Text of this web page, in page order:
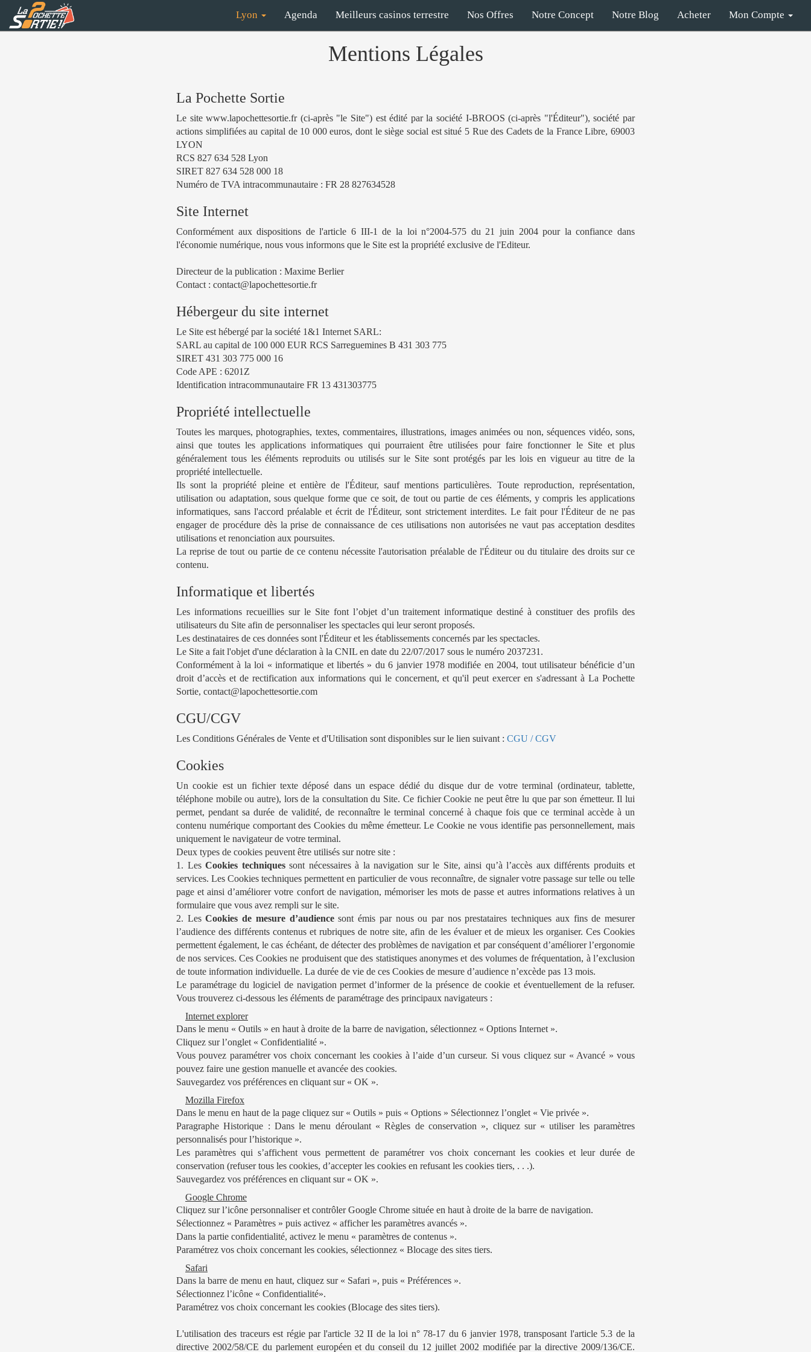
Lyon Agenda Meilleurs casinos terrestre Nos Offres Notre Concept Notre Blog Acheter Mon Compte
Mentions Légales
La Pochette Sortie
Le site www.lapochettesortie.fr (ci-après "le Site") est édité par la société I-BROOS (ci-après "l'Éditeur"), société par
actions simplifiées au capital de 10 000 euros, dont le siège social est situé 5 Rue des Cadets de la France Libre, 69003
LYON
RCS 827 634 528 Lyon
SIRET 827 634 528 000 18
Numéro de TVA intracommunautaire : FR 28 827634528
Site Internet
Conformément aux dispositions de l'article 6 III-1 de la loi n°2004-575 du 21 juin 2004 pour la confiance dans
l'économie numérique, nous vous informons que le Site est la propriété exclusive de l'Editeur.
Directeur de la publication : Maxime Berlier
Contact : contact@lapochettesortie.fr
Hébergeur du site internet
Le Site est hébergé par la société 1&1 Internet SARL:
SARL au capital de 100 000 EUR RCS Sarreguemines B 431 303 775
SIRET 431 303 775 000 16
Code APE : 6201Z
Identification intracommunautaire FR 13 431303775
Propriété intellectuelle
Toutes les marques, photographies, textes, commentaires, illustrations, images animées ou non, séquences vidéo, sons,
ainsi que toutes les applications informatiques qui pourraient être utilisées pour faire fonctionner le Site et plus
généralement tous les éléments reproduits ou utilisés sur le Site sont protégés par les lois en vigueur au titre de la
propriété intellectuelle.
Ils sont la propriété pleine et entière de l'Éditeur, sauf mentions particulières. Toute reproduction, représentation,
utilisation ou adaptation, sous quelque forme que ce soit, de tout ou partie de ces éléments, y compris les applications
informatiques, sans l'accord préalable et écrit de l'Éditeur, sont strictement interdites. Le fait pour l'Éditeur de ne pas
engager de procédure dès la prise de connaissance de ces utilisations non autorisées ne vaut pas acceptation desdites
utilisations et renonciation aux poursuites.
La reprise de tout ou partie de ce contenu nécessite l'autorisation préalable de l'Éditeur ou du titulaire des droits sur ce
contenu.
Informatique et libertés
Les informations recueillies sur le Site font l’objet d’un traitement informatique destiné à constituer des profils des
utilisateurs du Site afin de personnaliser les spectacles qui leur seront proposés.
Les destinataires de ces données sont l'Éditeur et les établissements concernés par les spectacles.
Le Site a fait l'objet d'une déclaration à la CNIL en date du 22/07/2017 sous le numéro 2037231.
Conformément à la loi « informatique et libertés » du 6 janvier 1978 modifiée en 2004, tout utilisateur bénéficie d’un
droit d’accès et de rectification aux informations qui le concernent, et qu'il peut exercer en s'adressant à La Pochette
Sortie, contact@lapochettesortie.com
CGU/CGV
Les Conditions Générales de Vente et d'Utilisation sont disponibles sur le lien suivant : CGU / CGV
Cookies
Un cookie est un fichier texte déposé dans un espace dédié du disque dur de votre terminal (ordinateur, tablette,
téléphone mobile ou autre), lors de la consultation du Site. Ce fichier Cookie ne peut être lu que par son émetteur. Il lui
permet, pendant sa durée de validité, de reconnaître le terminal concerné à chaque fois que ce terminal accède à un
contenu numérique comportant des Cookies du même émetteur. Le Cookie ne vous identifie pas personnellement, mais
uniquement le navigateur de votre terminal.
Deux types de cookies peuvent être utilisés sur notre site :
1. Les Cookies techniquessont nécessaires à la navigation sur le Site, ainsi qu’à l’accès aux différents produits et
services. Les Cookies techniques permettent en particulier de vous reconnaître, de signaler votre passage sur telle ou telle
page et ainsi d’améliorer votre confort de navigation, mémoriser les mots de passe et autres informations relatives à un
formulaire que vous avez rempli sur le site.
2. LesCookies de mesure d’audiencesont émis par nous ou par nos prestataires techniques aux fins de mesurer
l’audience des différents contenus et rubriques de notre site, afin de les évaluer et de mieux les organiser. Ces Cookies
permettent également, le cas échéant, de détecter des problèmes de navigation et par conséquent d’améliorer l’ergonomie
de nos services. Ces Cookies ne produisent que des statistiques anonymes et des volumes de fréquentation, à l’exclusion
de toute information individuelle. La durée de vie de ces Cookies de mesure d’audience n’excède pas 13 mois.
Le paramétrage du logiciel de navigation permet d’informer de la présence de cookie et éventuellement de la refuser.
Vous trouverez ci-dessous les éléments de paramétrage des principaux navigateurs :
Internet explorer
Dans le menu « Outils » en haut à droite de la barre de navigation, sélectionnez « Options Internet ».
Cliquez sur l’onglet « Confidentialité ».
Vous pouvez paramétrer vos choix concernant les cookies à l’aide d’un curseur. Si vous cliquez sur « Avancé » vous
pouvez faire une gestion manuelle et avancée des cookies.
Sauvegardez vos préférences en cliquant sur « OK ».
Mozilla Firefox
Dans le menu en haut de la page cliquez sur « Outils » puis « Options » Sélectionnez l’onglet « Vie privée ».
Paragraphe Historique : Dans le menu déroulant « Règles de conservation », cliquez sur « utiliser les paramètres
personnalisés pour l’historique ».
Les paramètres qui s’affichent vous permettent de paramétrer vos choix concernant les cookies et leur durée de
conservation (refuser tous les cookies, d’accepter les cookies en refusant les cookies tiers, . . .).
Sauvegardez vos préférences en cliquant sur « OK ».
Google Chrome
Cliquez sur l’icône personnaliser et contrôler Google Chrome située en haut à droite de la barre de navigation.
Sélectionnez « Paramètres » puis activez « afficher les paramètres avancés ».
Dans la partie confidentialité, activez le menu « paramètres de contenus ».
Paramétrez vos choix concernant les cookies, sélectionnez « Blocage des sites tiers.
Safari
Dans la barre de menu en haut, cliquez sur « Safari », puis « Préférences ».
Sélectionnez l’icône « Confidentialité».
Paramétrez vos choix concernant les cookies (Blocage des sites tiers).
L'utilisation des traceurs est régie par l'article 32 II de la loi n° 78-17 du 6 janvier 1978, transposant l'article 5.3 de la
directive 2002/58/CE du parlement européen et du conseil du 12 juillet 2002 modifiée par la directive 2009/136/CE.